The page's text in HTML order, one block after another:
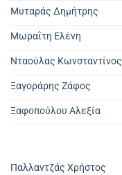
Μυταράς Δημήτρης
Μωραΐτη Ελένη
Νταούλας Κωνσταντίνος
Ξαγοράρης Ζάφος
Ξαφοπούλου Αλεξία
Παλλαντζάς Χρήστος